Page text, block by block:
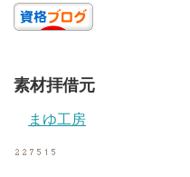
素材拝借元
まゆ工房